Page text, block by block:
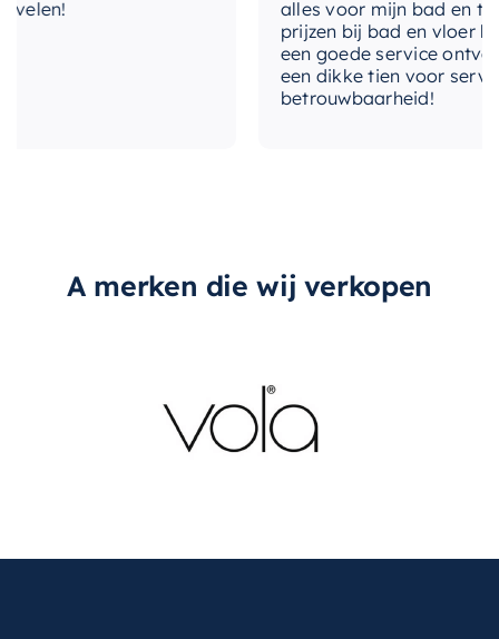
Nee
Nee
alles voor mijn bad en
prijzen bij bad en vloer
een goede service
een dikke tien voor
betrouwbaarheid!
A merken die wij verkopen